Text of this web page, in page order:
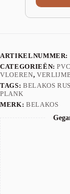
ARTIKELNUMMER:
CATEGORIEËN:
VLOEREN,
TAGS: BELAKOS
PLANK
MERK: BELAKOS